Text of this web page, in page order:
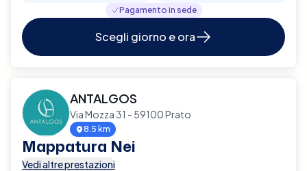
Pagamento in sede
Scegli giorno e ora
ANTALGOS
Via Mozza 31 - 59100 Prato
8.5 km
Mappatura Nei
Vedi altre prestazioni